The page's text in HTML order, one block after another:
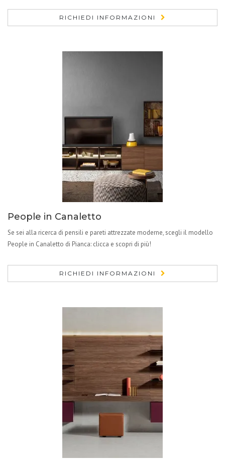
RICHIEDI INFORMAZIONI
People in Canaletto
Se sei alla ricerca di pensili e pareti attrezzate moderne, scegli il modello
People in Canaletto di Pianca: clicca e scopri di più!
RICHIEDI INFORMAZIONI